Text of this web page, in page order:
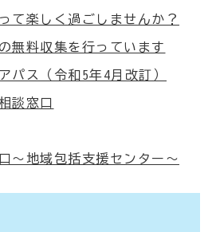
て楽しく過ごしませんか？
無料収集を行っています
パス（令和5年4月改訂）
談窓口
～地域包括支援センター～